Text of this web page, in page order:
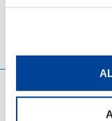
VERTRIEB &